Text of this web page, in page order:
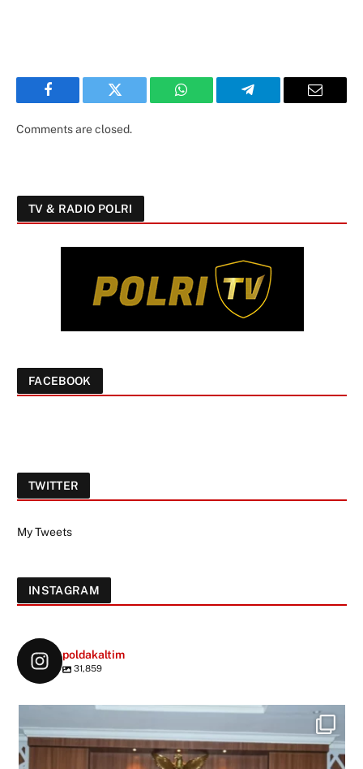
Facebook Twitter WhatsApp Telegram Email
Comments are closed.
TV & RADIO POLRI
FACEBOOK
TWITTER
My Tweets
INSTAGRAM
poldakaltim
31,859